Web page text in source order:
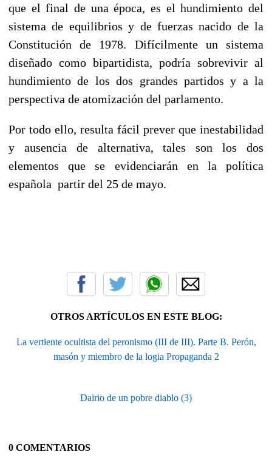
que el final de una época, es el hundimiento del
sistema de equilibrios y de fuerzas nacido de la
Constitución de 1978. Difícilmente un sistema
diseñado como bipartidista, podría sobrevivir al
hundimiento de los dos grandes partidos y a la
perspectiva de atomización del parlamento.
Por todo ello, resulta fácil prever que inestabilidad
y ausencia de alternativa, tales son los dos
elementos que se evidenciarán en la política
española partir del 25 de mayo.
OTROS ARTÍCULOS EN ESTE BLOG:
La vertiente ocultista del peronismo (III de III). Parte B. Perón,
masón y miembro de la logia Propaganda 2
Dairio de un pobre diablo (3)
0 COMENTARIOS